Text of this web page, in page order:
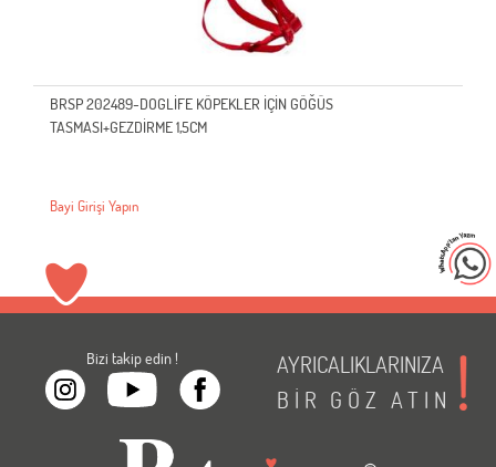
BRSP 202489-DOGLİFE KÖPEKLER İÇİN GÖĞÜS
TASMASI+GEZDİRME 1,5CM
Bayi Girişi Yapın
Bizi takip edin !
AYRICALIKLARINIZA
BİR GÖZ ATIN